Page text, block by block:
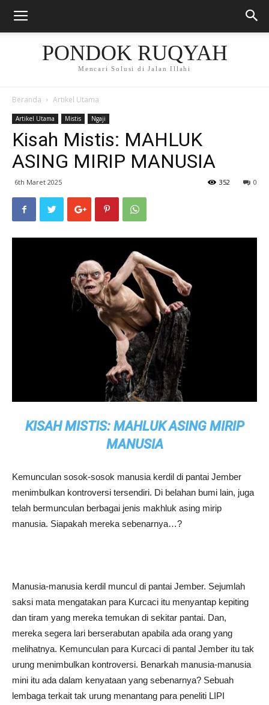
PONDOK RUQYAH
Mencari Solusi di Jalan Illahi
Beranda Artikel Utama
Artikel Utama Mistis Ngaji
Kisah Mistis: MAHLUK
ASING MIRIP MANUSIA
6th Maret 2025 0
352
KISAH MISTIS: MAHLUK ASING MIRIP
MANUSIA
Kemunculan sosok-sosok manusia kerdil di pantai Jember
menimbulkan kontroversi tersendiri. Di belahan bumi lain, juga
telah bermunculan berbagai jenis makhluk asing mirip
manusia. Siapakah mereka sebenarnya…?
Manusia-manusia kerdil muncul di pantai Jember. Sejumlah
saksi mata mengatakan para Kurcaci itu menyantap kepiting
dan tiram yang mereka temukan di sekitar pantai. Dan,
mereka segera lari berserabutan apabila ada orang yang
melihatnya. Kemunculan para Kurcaci di pantal Jember itu tak
urung menimbulkan kontroversi. Benarkah manusia-manusia
mini itu ada dalam kenyataan yang sebenarnya? Sebuah
lembaga terkait tak urung menantang para peneliti LIPI